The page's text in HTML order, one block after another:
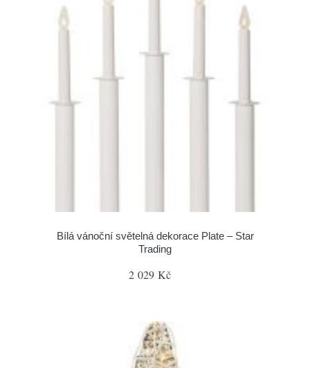
Bílá vánoční světelná dekorace Plate – Star
Trading
2 029 Kč